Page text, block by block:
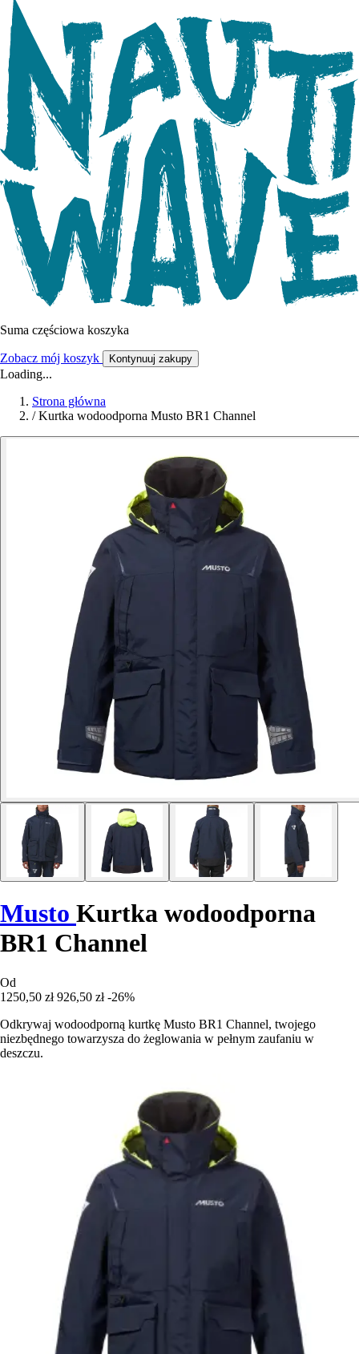
Suma częściowa koszyka
Zobacz mój koszyk Kontynuuj zakupy
Loading...
Strona główna
/ Kurtka wodoodporna Musto BR1 Channel
Musto Kurtka wodoodporna
BR1 Channel
Od
1250,50 zł 926,50 zł -26%
Odkrywaj wodoodporną kurtkę Musto BR1 Channel, twojego
niezbędnego towarzysza do żeglowania w pełnym zaufaniu w
deszczu.